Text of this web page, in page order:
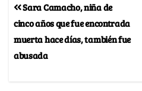
Sara Camacho, niña de
cinco años que fue encontrada
muerta hace días, también fue
abusada